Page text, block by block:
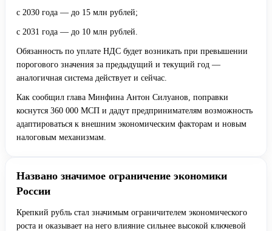
с 2030 года — до 15 млн рублей;
с 2031 года — до 10 млн рублей.
Обязанность по уплате НДС будет возникать при превышении
порогового значения за предыдущий и текущий год —
аналогичная система действует и сейчас.
Как сообщил глава Минфина Антон Силуанов, поправки
коснутся 360 000 МСП и дадут предпринимателям возможность
адаптироваться к внешним экономическим факторам и новым
налоговым механизмам.
Названо значимое ограничение экономики
России
Крепкий рубль стал значимым ограничителем экономического
роста и оказывает на него влияние сильнее высокой ключевой